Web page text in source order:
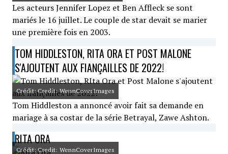
Les acteurs Jennifer Lopez et Ben Affleck se sont
mariés le 16 juillet. Le couple de star devait se marier
une première fois en 2003.
TOM HIDDLESTON, RITA ORA ET POST MALONE
S'AJOUTENT AUX FIANÇAILLES DE 2022!
Crédit: Credit: WennCoverImages
Tom Hiddleston a annoncé avoir fait sa demande en
mariage à sa costar de la série Betrayal, Zawe Ashton.
RITA ORA
Crédit: Credit: WennCoverImages